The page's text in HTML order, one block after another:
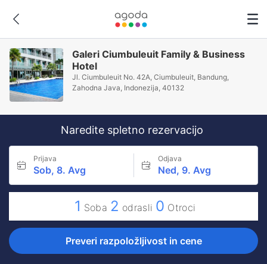
Galeri Ciumbuleuit Family & Business
Hotel
Jl. Ciumbuleuit No. 42A, Ciumbuleuit, Bandung,
Zahodna Java, Indonezija, 40132
Naredite spletno rezervacijo
Prijava
Sob, 8. Avg
Odjava
Ned, 9. Avg
1 Soba 2 odrasli 0 Otroci
Preveri razpoložljivost in cene